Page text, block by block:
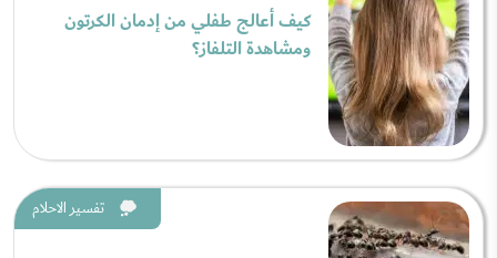
كيف أعالج طفلي من إدمان الكرتون
ومشاهدة التلفاز؟
تفسير الاحلام